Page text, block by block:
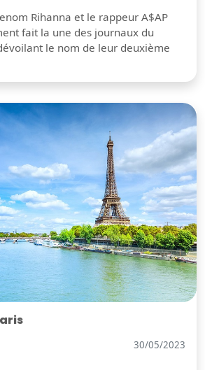
Rihanna et le rappeur A$AP
fait la une des journaux du
le nom de leur deuxième
30/05/2023